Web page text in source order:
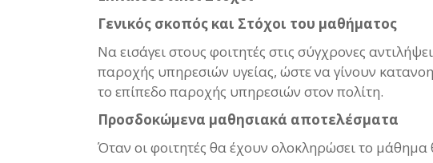
Γενικός σκοπός και Στόχοι του μαθήματος
Να εισάγει στους φοιτητές στις σύγχρονες
παροχής υπηρεσιών υγείας, ώστε να γίνουν
το επίπεδο παροχής υπηρεσιών στον πολίτη.
Προσδοκώμενα μαθησιακά αποτελέσματα
Όταν οι φοιτητές θα έχουν ολοκληρώσει το μάθημα